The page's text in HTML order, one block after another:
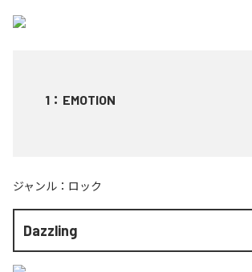
1 ： EMOTION
ジャンル： ロック
Dazzling